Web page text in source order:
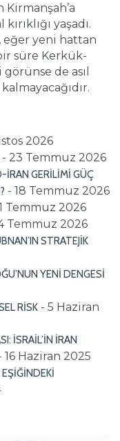
yaşadı.
eğer yeni hattan
süre Kerkük-
de asıl
2026
- 23 Temmuz 2026
İRAN GERİLİMİ GÜÇ
- 18 Temmuz 2026
Temmuz 2026
Temmuz 2026
STRATEJİK
YENİ DENGESİ
RİSK - 5 Haziran
İSRAİL’İN İRAN
16 Haziran 2025